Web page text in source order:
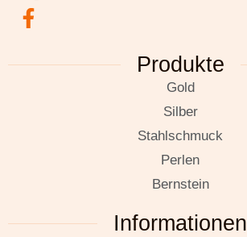
Produkte
Gold
Silber
Stahlschmuck
Perlen
Bernstein
Informationen